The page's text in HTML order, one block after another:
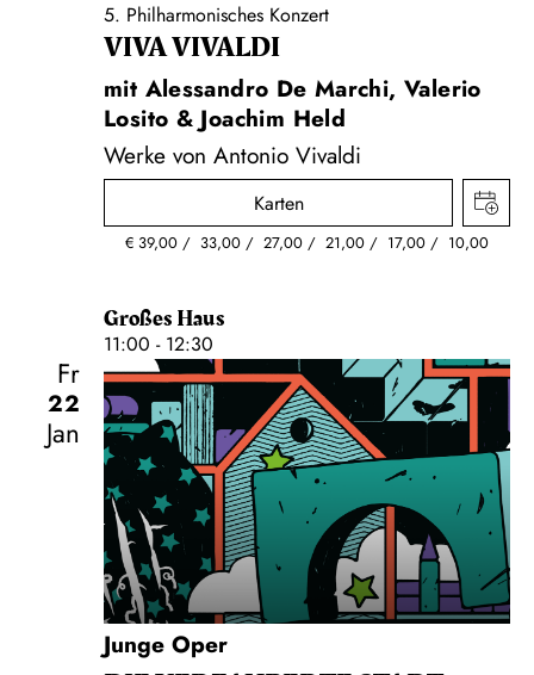
5. Philharmonisches Konzert
VIVA VIVALDI
mit Alessandro De Marchi, Valerio
Losito & Joachim Held
Werke von Antonio Vivaldi
Karten
€ 39,00 33,00 27,00 21,00 17,00 10,00
Großes Haus
11:00 - 12:30
Fr
22
Jan
Junge Oper